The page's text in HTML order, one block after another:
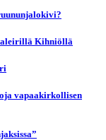
Kihniöllä
vapaakirkollisen